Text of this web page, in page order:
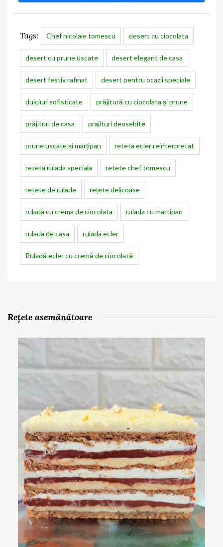
Tags: Chef nicolaie tomescu desert cu ciocolata
desert cu prune uscate desert elegant de casa
desert festiv rafinat desert pentru ocazii speciale
dulciuri sofisticate prăjitură cu ciocolata și prune
prăjituri de casa prajituri deosebite
prune uscate și marțipan reteta ecler reinterpretat
reteta rulada speciala retete chef tomescu
retete de rulade rețete delicoase
rulada cu crema de ciocolata rulada cu martipan
rulada de casa rulada ecler
Ruladă ecler cu cremă de ciocolată
Rețete asemănătoare